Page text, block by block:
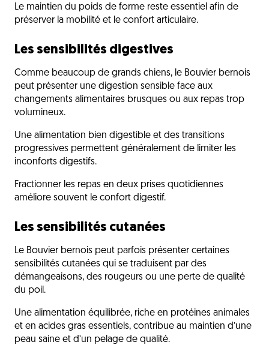
Le maintien du poids de forme reste essentiel afin de
préserver la mobilité et le confort articulaire.
Les sensibilités digestives
Comme beaucoup de grands chiens, le Bouvier bernois
peut présenter une digestion sensible face aux
changements alimentaires brusques ou aux repas trop
volumineux.
Une alimentation bien digestible et des transitions
progressives permettent généralement de limiter les
inconforts digestifs.
Fractionner les repas en deux prises quotidiennes
améliore souvent le confort digestif.
Les sensibilités cutanées
Le Bouvier bernois peut parfois présenter certaines
sensibilités cutanées qui se traduisent par des
démangeaisons, des rougeurs ou une perte de qualité
du poil.
Une alimentation équilibrée, riche en protéines animales
et en acides gras essentiels, contribue au maintien d’une
peau saine et d’un pelage de qualité.